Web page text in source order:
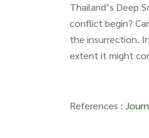
Thailand’s Deep
conflict begin?
the insurrection.
extent it might
References :